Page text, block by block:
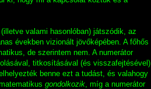
valami hasonlóban) játszódik, az
években vizionált jövőképében. A főhős
de szerintem nem. A numerátor
titkosításával (és visszafejtésével)
benne ezt a tudást, és valahogy
gondolkozik , míg a numerátor